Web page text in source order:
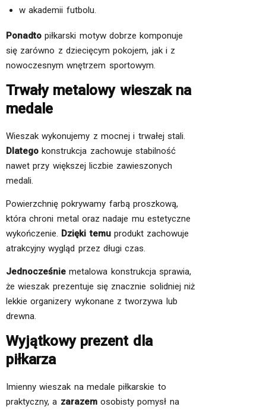
w akademii futbolu.
Ponadto piłkarski motyw dobrze komponuje
się zarówno z dziecięcym pokojem, jak i z
nowoczesnym wnętrzem sportowym.
Trwały metalowy wieszak na
medale
Wieszak wykonujemy z mocnej i trwałej stali.
Dlatego konstrukcja zachowuje stabilność
nawet przy większej liczbie zawieszonych
medali.
Powierzchnię pokrywamy farbą proszkową,
która chroni metal oraz nadaje mu estetyczne
wykończenie. Dzięki temuprodukt zachowuje
atrakcyjny wygląd przez długi czas.
Jednocześnie metalowa konstrukcja sprawia,
że wieszak prezentuje się znacznie solidniej niż
lekkie organizery wykonane z tworzywa lub
drewna.
Wyjątkowy prezent dla
piłkarza
Imienny wieszak na medale piłkarskie to
praktyczny, a zarazemosobisty pomysł na